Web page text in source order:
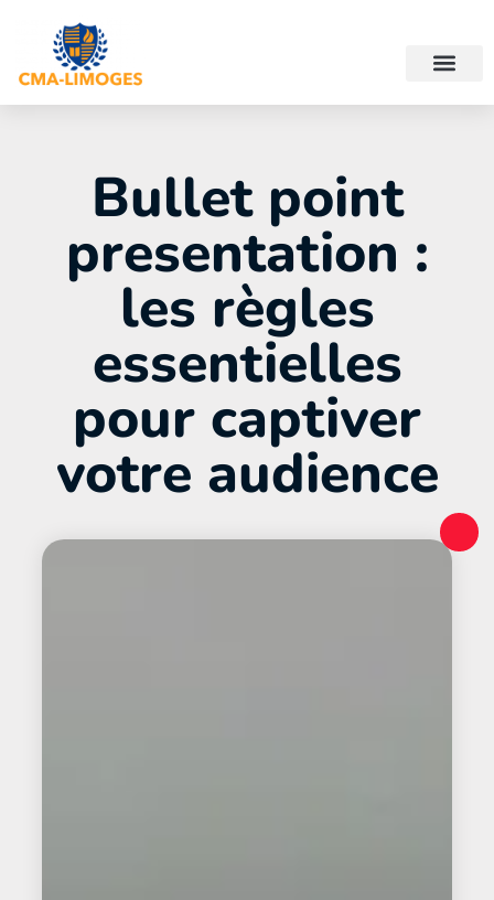
Bullet point
presentation :
les règles
essentielles
pour captiver
votre audience